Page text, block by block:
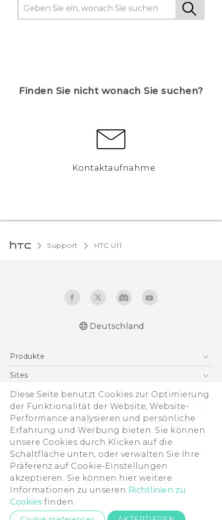
Diese Seite benutzt Cookies zur Optimierung
der Funktionalität der Website, Website-
Performance analysieren und persönliche
Erfahrung und Werbung bieten. Sie können
unsere Cookies durch Klicken auf die
Schaltfläche unten, oder verwalten Sie Ihre
Präferenz auf Cookie-Einstellungen
akzeptieren. Sie können hier weitere
Informationen zu unseren Richtlinien zu
Cookies finden.
Finden Sie nicht wonach Sie suchen?
Kontaktaufnahme
Support HTC U11‎
Deutsch - Informationen zur Sicherheit und
behördliche Bestimmungen (Dual Nano-
SIM)
English - User manual
English - Safety and regulatory guide
(Nano-SIM)
English - Safety and regulatory guide (Dual
Nano-SIM)
Deutschland
Produkte
Smartphones
5G
VIVE
Zubehör
Sites
HTC Dev
HTC Vive
Unterstützung
Unterstützung
eCommerce Support
Über HTC
ESG
Impressum
Investor
Cookie Preferences
Offene Stellen
Security and Privacy Whitepaper
© 2011-2026 HTC Corporation
Legal Terms